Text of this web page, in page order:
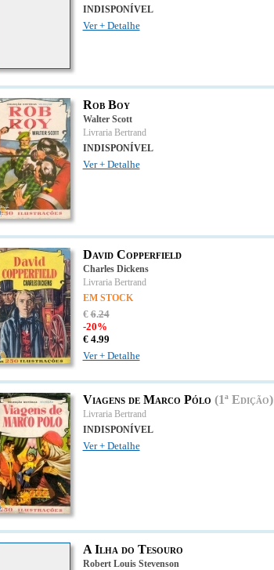
INDISPONÍVEL
Ver + Detalhe
Rob Boy
Walter Scott
Livraria Bertrand
INDISPONÍVEL
Ver + Detalhe
David Copperfield
Charles Dickens
Livraria Bertrand
EM STOCK
€6.24
-20%
€ 4.99
Ver + Detalhe
Viagens de Marco Pólo (1ª Edição)
Livraria Bertrand
INDISPONÍVEL
Ver + Detalhe
A Ilha do Tesouro
Robert Louis Stevenson